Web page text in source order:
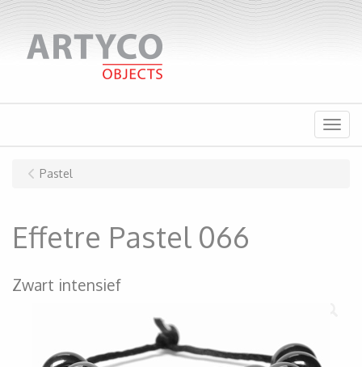
Menu
Pastel
Effetre Pastel 066
Zwart intensief